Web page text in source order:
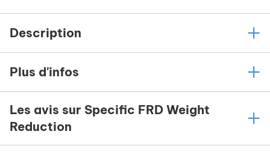
Description
Plus d'infos
Les avis sur Specific FRD Weight
Reduction